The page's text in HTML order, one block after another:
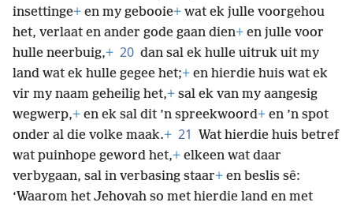
insettinge+ en my gebooie+ wat ek julle voorgehou
het, verlaat en ander gode gaan dien+ en julle voor
hulle neerbuig,+ 20 dan sal ek hulle uitruk uit my
land wat ek hulle gegee het;+ en hierdie huis wat ek
vir my naam geheilig het,+ sal ek van my aangesig
wegwerp,+ en ek sal dit ’n spreekwoord+ en ’n spot
onder al die volke maak.+ 21 Wat hierdie huis betref
wat puinhope geword het,+ elkeen wat daar
verbygaan, sal in verbasing staar+ en beslis sê:
‘Waarom het Jehovah so met hierdie land en met